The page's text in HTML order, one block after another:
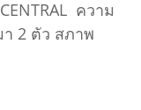
ความ
า 2 ตัว สภาพ